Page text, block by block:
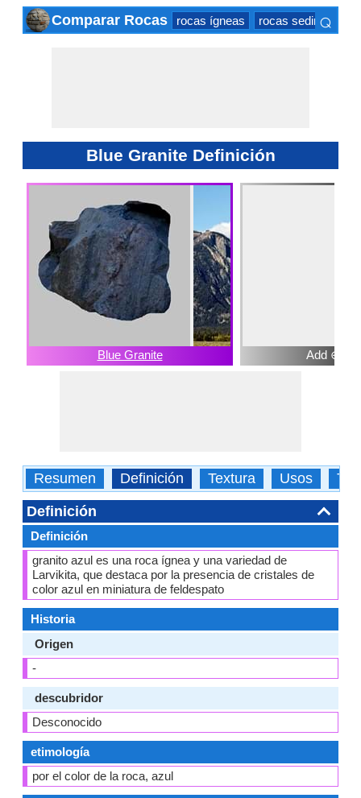
Comparar Rocas rocas ígneas rocas ⌕
Blue Granite Definición
Blue Granite Add ⊕
Resumen Definición Textura Usos
Definición
Definición
granito azul es una roca ígnea y una variedad de
Larvikita, que destaca por la presencia de cristales de
color azul en miniatura de feldespato
Historia
Origen
-
descubridor
Desconocido
etimología
por el color de la roca, azul